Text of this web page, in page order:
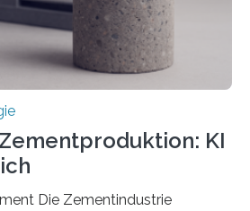
KI
Die Zementindustrie